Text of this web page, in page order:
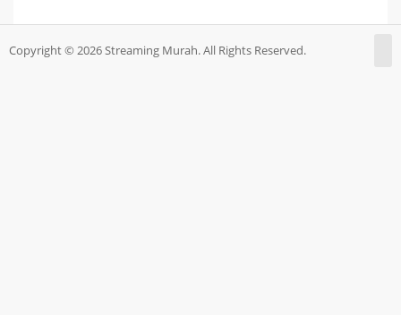
Copyright © 2026 Streaming Murah. All Rights Reserved.